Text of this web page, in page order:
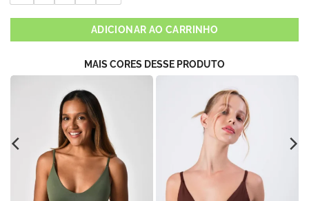
ADICIONAR AO CARRINHO
MAIS CORES DESSE PRODUTO